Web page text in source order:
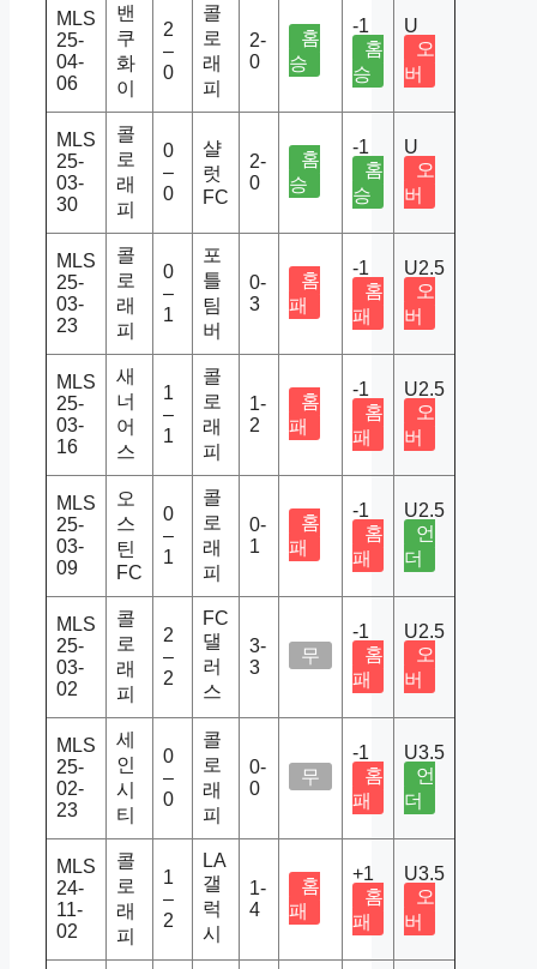
MLS
25-
04-
06
밴
쿠
화
이
2
–
0
콜
로
래
피
2-
0
홈
승
-1
홈
승
U
오
버
MLS
25-
03-
30
콜
로
래
피
0
–
0
샬
럿
FC
2-
0
홈
승
-1
홈
승
U
오
버
MLS
25-
03-
23
콜
로
래
피
0
–
1
포
틀
팀
버
0-
3
홈
패
-1
홈
패
U2.5
오
버
MLS
25-
03-
16
새
너
어
스
1
–
1
콜
로
래
피
1-
2
홈
패
-1
홈
패
U2.5
오
버
MLS
25-
03-
09
오
스
틴
FC
0
–
1
콜
로
래
피
0-
1
홈
패
-1
홈
패
U2.5
언
더
MLS
25-
03-
02
콜
로
래
피
2
–
2
FC
댈
러
스
3-
3
무
-1
홈
패
U2.5
오
버
MLS
25-
02-
23
세
인
시
티
0
–
0
콜
로
래
피
0-
0
무
-1
홈
패
U3.5
언
더
MLS
24-
11-
02
콜
로
래
피
1
–
2
LA
갤
럭
시
1-
4
홈
패
+1
홈
패
U3.5
오
버